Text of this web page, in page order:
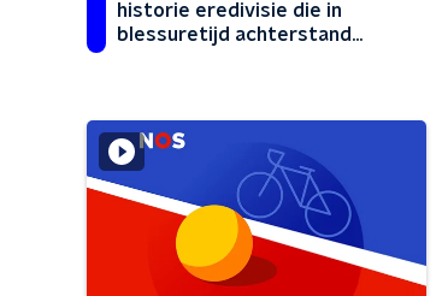
historie eredivisie die in
blessuretijd achterstand